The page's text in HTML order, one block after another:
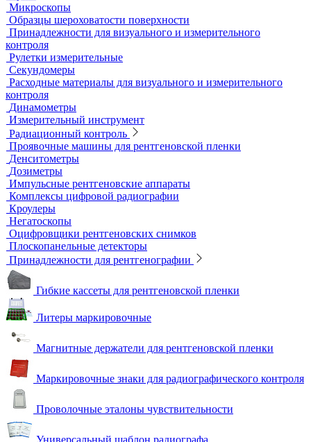
Ультразвуковой гель
Ультразвуковые расходомеры
Визуальный и измерительный контроль
ВИК
Видеоэндоскопы
Высокоскоростные камеры
Измерители шероховатости
Испытательные динамометрические стенды
Лупы
Микроскопы
Образцы шероховатости поверхности
Принадлежности для визуального и измерительного
контроля
Рулетки измерительные
Секундомеры
Расходные материалы для визуального и измерительного
контроля
Динамометры
Измерительный инструмент
Радиационный контроль
Проявочные машины для рентгеновской пленки
Денситометры
Дозиметры
Импульсные рентгеновские аппараты
Комплексы цифровой радиографии
Кроулеры
Негатоскопы
Оцифровщики рентгеновских снимков
Плоскопанельные детекторы
Принадлежности для рентгенографии